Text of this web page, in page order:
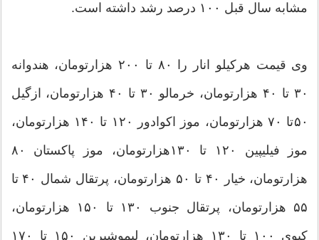
مشابه سال قبل ۱۰۰ درصد رشد داشته است.
وی قیمت هرکیلو انار را ۸۰ تا ۲۰۰ هزارتومان، هندوانه
۳۰ تا ۴۰ هزارتومان، خرمالو ۳۰ تا ۴۰ هزارتومان، ازگیل
۵۰‌تا ۷۰ هزارتومان، موز اکوادور ۱۲۰ تا ۱۴۰ هزارتومان،
موز فیلیپین ۱۲۰ تا ۱۳۰هزارتومان، موز پاکستان ۸۰
هزارتومان، خیار ۴۰ تا ۵۰ هزارتومان، پرتقال شمال ۴۰ تا
۵۵ هزارتومان، پرتقال جنوب ۱۳۰ تا ۱۵۰ هزارتومان،
کیوی ۱۰۰ تا ۱۳۰ هزارتومان، لیموشیرین ۱۵۰ تا ۱۷۰